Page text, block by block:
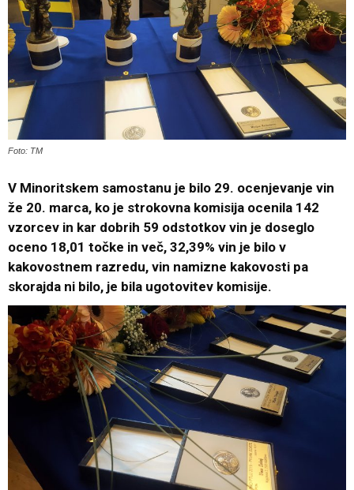
Foto: TM
V Minoritskem samostanu je bilo 29. ocenjevanje vin
že 20. marca, ko je strokovna komisija ocenila 142
vzorcev in kar dobrih 59 odstotkov vin je doseglo
oceno 18,01 točke in več, 32,39% vin je bilo v
kakovostnem razredu, vin namizne kakovosti pa
skorajda ni bilo, je bila ugotovitev komisije.